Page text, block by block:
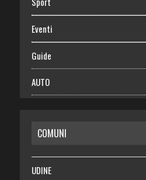
Eventi
Guide
AUTO
RISPARMIO
SALUTE
COMUNI
UDINE